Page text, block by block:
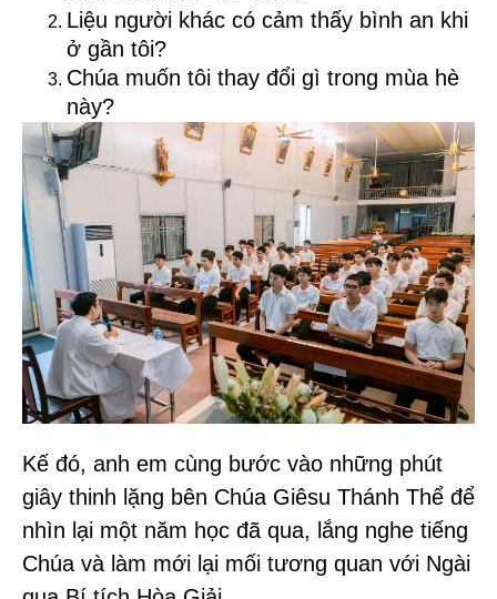
Liệu người khác có cảm thấy bình an khi
ở gần tôi?
Chúa muốn tôi thay đổi gì trong mùa hè
này?
Kế đó, anh em cùng bước vào những phút
giây thinh lặng bên Chúa Giêsu Thánh Thể để
nhìn lại một năm học đã qua, lắng nghe tiếng
Chúa và làm mới lại mối tương quan với Ngài